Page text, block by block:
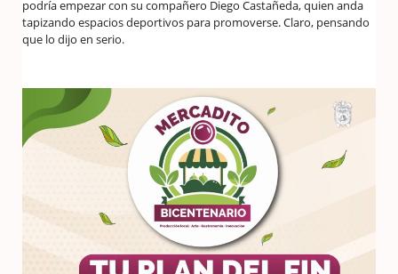
podría empezar con su compañero Diego Castañeda, quien anda
tapizando espacios deportivos para promoverse. Claro, pensando
que lo dijo en serio.